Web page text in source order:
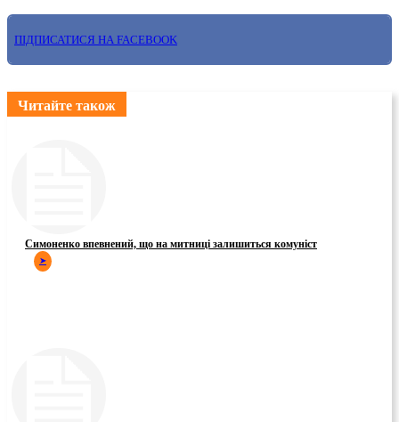
ПІДПИСАТИСЯ НА FACEBOOK
Читайте також
Симоненко впевнений, що на митниці залишиться комуніст
➤